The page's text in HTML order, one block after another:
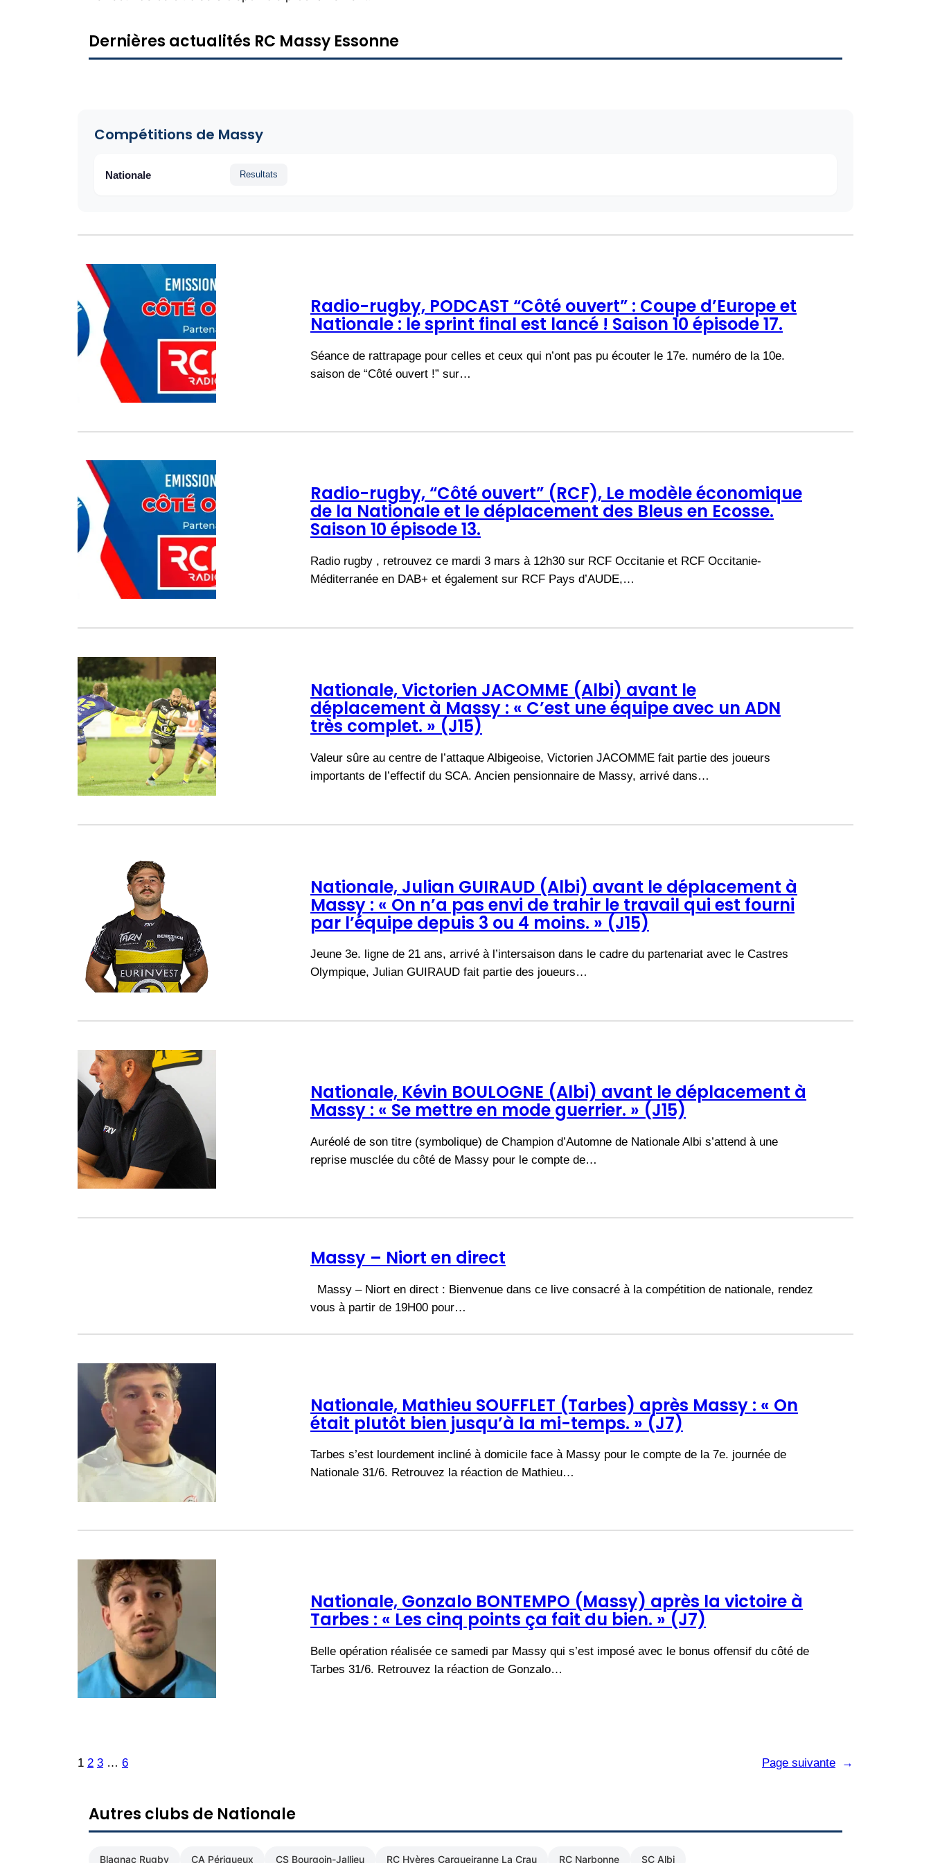
Dernières actualités RC Massy Essonne
Compétitions de Massy
Nationale Resultats
Radio-rugby, PODCAST “Côté ouvert” : Coupe d’Europe et
Nationale : le sprint final est lancé ! Saison 10 épisode 17.
Séance de rattrapage pour celles et ceux qui n’ont pas pu écouter le 17e. numéro de la 10e.
saison de “Côté ouvert !” sur…
Radio-rugby, “Côté ouvert” (RCF), Le modèle économique
de la Nationale et le déplacement des Bleus en Ecosse.
Saison 10 épisode 13.
Radio rugby , retrouvez ce mardi 3 mars à 12h30 sur RCF Occitanie et RCF Occitanie-
Méditerranée en DAB+ et également sur RCF Pays d’AUDE,…
Nationale, Victorien JACOMME (Albi) avant le
déplacement à Massy : « C’est une équipe avec un ADN
très complet. » (J15)
Valeur sûre au centre de l’attaque Albigeoise, Victorien JACOMME fait partie des joueurs
importants de l’effectif du SCA. Ancien pensionnaire de Massy, arrivé dans…
Nationale, Julian GUIRAUD (Albi) avant le déplacement à
Massy : « On n’a pas envi de trahir le travail qui est fourni
par l’équipe depuis 3 ou 4 moins. » (J15)
Jeune 3e. ligne de 21 ans, arrivé à l’intersaison dans le cadre du partenariat avec le Castres
Olympique, Julian GUIRAUD fait partie des joueurs…
Nationale, Kévin BOULOGNE (Albi) avant le déplacement à
Massy : « Se mettre en mode guerrier. » (J15)
Auréolé de son titre (symbolique) de Champion d’Automne de Nationale Albi s’attend à une
reprise musclée du côté de Massy pour le compte de…
Massy – Niort en direct
Massy – Niort en direct : Bienvenue dans ce live consacré à la compétition de nationale, rendez
vous à partir de 19H00 pour…
Nationale, Mathieu SOUFFLET (Tarbes) après Massy : « On
était plutôt bien jusqu’à la mi-temps. » (J7)
Tarbes s’est lourdement incliné à domicile face à Massy pour le compte de la 7e. journée de
Nationale 31/6. Retrouvez la réaction de Mathieu…
Nationale, Gonzalo BONTEMPO (Massy) après la victoire à
Tarbes : « Les cinq points ça fait du bien. » (J7)
Belle opération réalisée ce samedi par Massy qui s’est imposé avec le bonus offensif du côté de
Tarbes 31/6. Retrouvez la réaction de Gonzalo…
1 2 3 … 6 Page suivante →
Autres clubs de Nationale
Blagnac Rugby CA Périgueux CS Bourgoin-Jallieu RC Hyères Carqueiranne La Crau RC Narbonne SC Albi